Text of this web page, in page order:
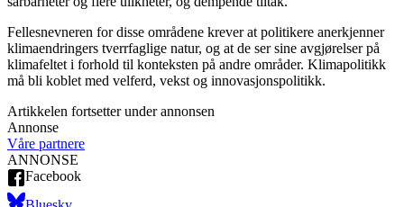
Fellesnevneren for disse områdene krever at politikere anerkjenner
klimaendringers tverrfaglige natur, og at de ser sine avgjørelser på
klimafeltet i forhold til konteksten på andre områder. Klimapolitikk
må bli koblet med velferd, vekst og innovasjonspolitikk.
Artikkelen fortsetter under annonsen
Annonse
Våre partnere
ANNONSE
Facebook